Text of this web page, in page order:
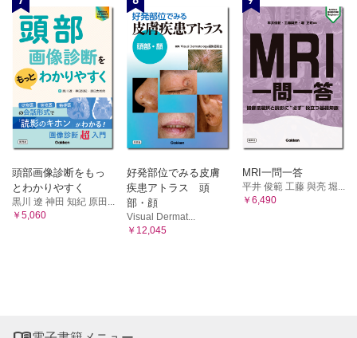
頭部画像診断をもっ
とわかりやすく
黒川 遼 神田 知紀 原田...
￥5,060
好発部位でみる皮膚
疾患アトラス 頭
部・顔
Visual Dermat...
￥12,045
MRI一問一答
平井 俊範 工藤 與亮 堀...
￥6,490